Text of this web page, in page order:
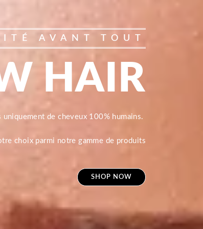
AVANT TOUT
HAIR
de cheveux 100% humains.
choix parmi notre gamme de produits
SHOP NOW